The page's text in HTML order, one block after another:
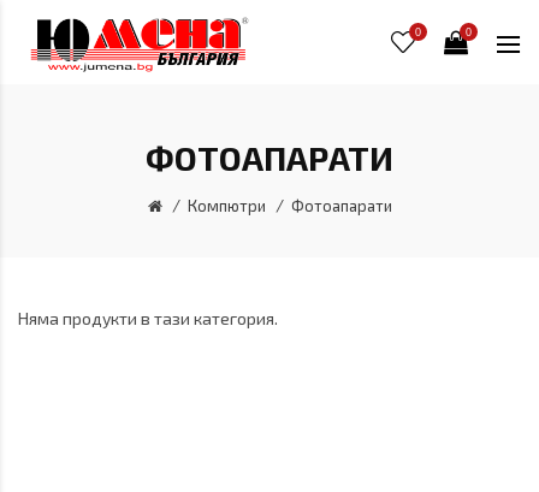
0 0
ФОТОАПАРАТИ
Компютри Фотоапарати
Няма продукти в тази категория.